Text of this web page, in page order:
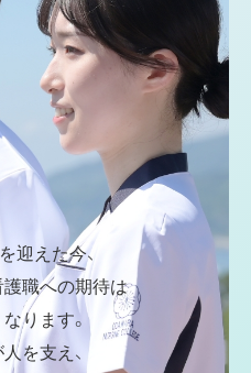
迎えた今、
職への期待は
ります。
を支え、